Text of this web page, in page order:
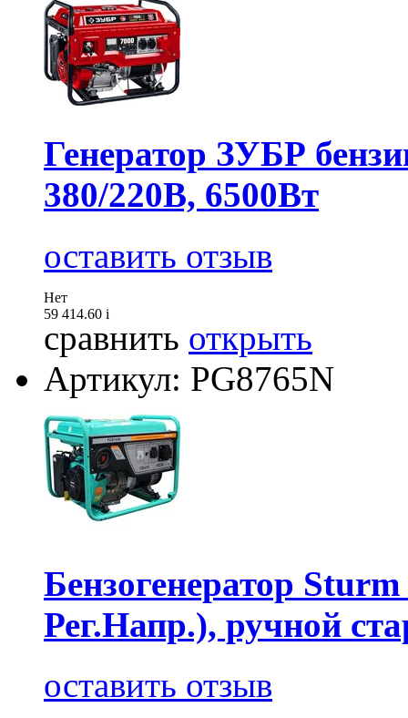
Генератор ЗУБР
380/220В, 6500Вт
оставить отзыв
Нет
59 414.60 i
сравнить открыть
Артикул: PG8765N
Бензогенератор
Рег.Напр.), ручной
оставить отзыв